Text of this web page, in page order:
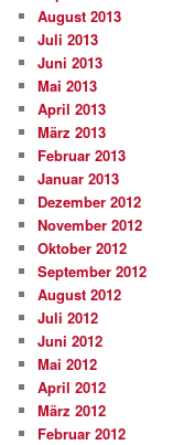
August 2013
Juli 2013
Juni 2013
Mai 2013
April 2013
März 2013
Februar 2013
Januar 2013
Dezember 2012
November 2012
Oktober 2012
September 2012
August 2012
Juli 2012
Juni 2012
Mai 2012
April 2012
März 2012
Februar 2012